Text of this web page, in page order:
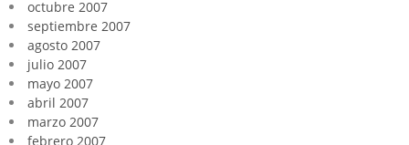
octubre 2007
septiembre 2007
agosto 2007
julio 2007
mayo 2007
abril 2007
marzo 2007
febrero 2007